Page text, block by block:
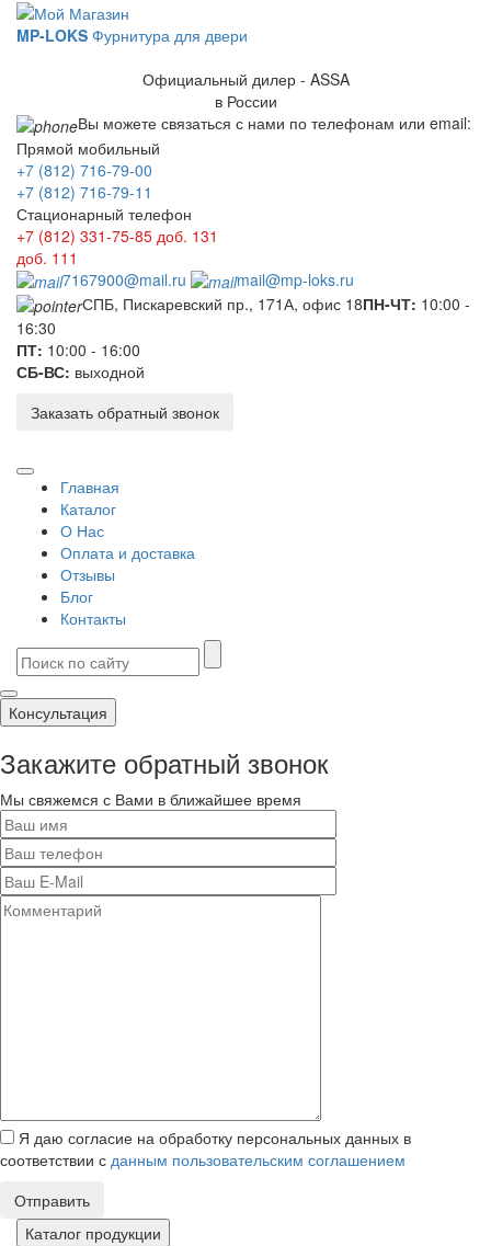
MP-LOKS Фурнитура для двери
Официальный дилер - ASSA
в России
Вы можете связаться с нами по телефонам или email:
Прямой мобильный
+7 (812) 716-79-00
+7 (812) 716-79-11
Стационарный телефон
+7 (812) 331-75-85 доб. 131
доб. 111
7167900@mail.ru
mail@mp-loks.ru
СПБ, Пискаревский пр., 171А, офис 18ПН-ЧТ: 10:00 -
16:30
ПТ: 10:00 - 16:00
СБ-ВС: выходной
Заказать обратный звонок
Главная
Каталог
О Нас
Оплата и доставка
Отзывы
Блог
Контакты
Консультация
Закажите обратный звонок
Мы свяжемся с Вами в ближайшее время
Я даю согласие на обработку персональных данных в
соответствии с данным пользовательским соглашением
Отправить
Каталог продукции